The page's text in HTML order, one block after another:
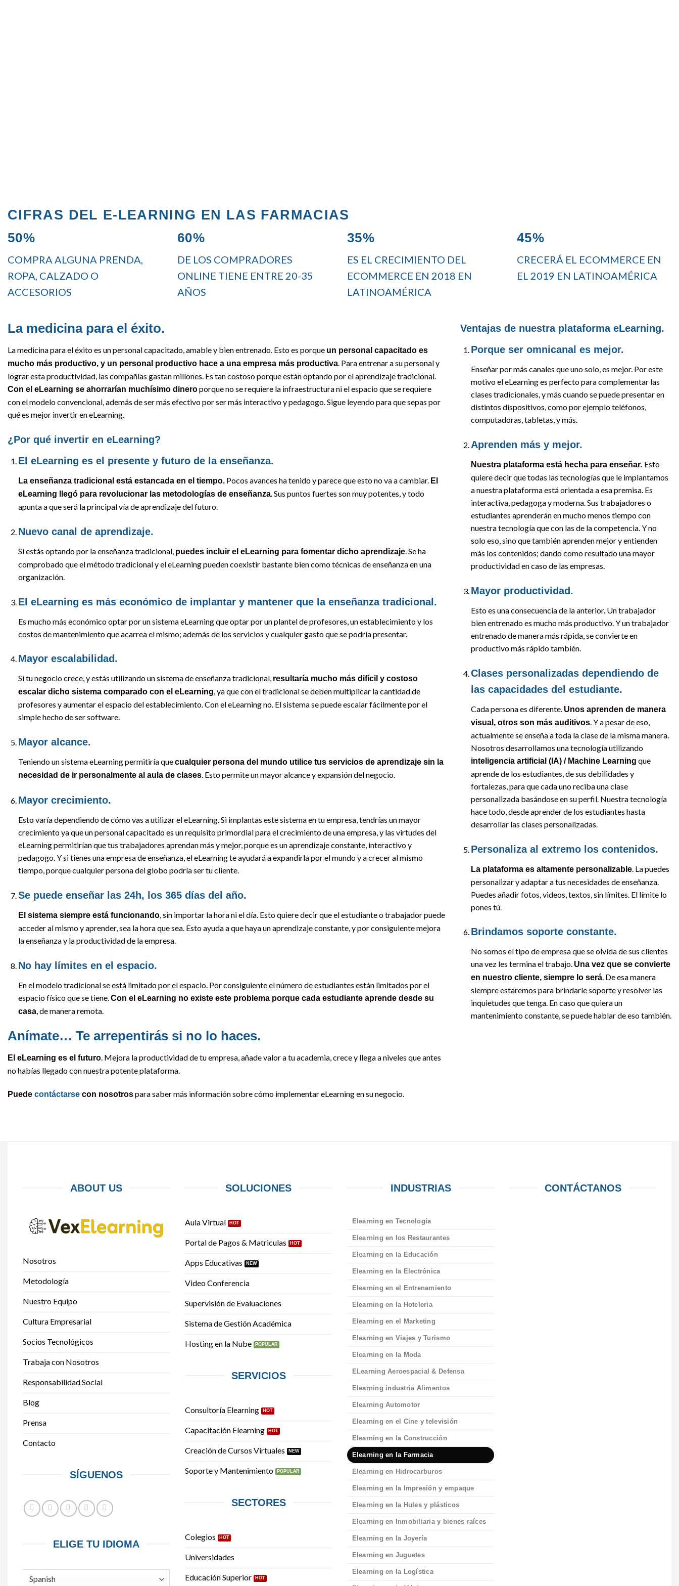
CIFRAS DEL E-LEARNING EN LAS FARMACIAS
50%
COMPRA ALGUNA PRENDA,
ROPA, CALZADO O
ACCESORIOS
60%
DE LOS COMPRADORES
ONLINE TIENE ENTRE 20-35
AÑOS
35%
ES EL CRECIMIENTO DEL
ECOMMERCE EN 2018 EN
LATINOAMÉRICA
45%
CRECERÁ EL ECOMMERCE EN
EL 2019 EN LATINOAMÉRICA
La medicina para el éxito.
La medicina para el éxito es un personal capacitado, amable y bien entrenado. Esto es porque un personal capacitado es
mucho más productivo, y un personal productivo hace a una empresa más productiva. Para entrenar a su personal y
lograr esta productividad, las compañías gastan millones. Es tan costoso porque están optando por el aprendizaje tradicional.
Con el eLearning se ahorrarían muchísimo dineroporque no se requiere la infraestructura ni el espacio que se requiere
con el modelo convencional, además de ser más efectivo por ser más interactivo y pedagogo. Sigue leyendo para que sepas por
qué es mejor invertir en eLearning.
¿Por qué invertir en eLearning?
El eLearning es el presente y futuro de la enseñanza.
La enseñanza tradicional está estancada en el tiempo.Pocos avances ha tenido y parece que esto no va a cambiar. El
eLearning llegó para revolucionar las metodologías de enseñanza. Sus puntos fuertes son muy potentes, y todo
apunta a que será la principal vía de aprendizaje del futuro.
Nuevo canal de aprendizaje.
Si estás optando por la enseñanza tradicional, puedes incluir el eLearning para fomentar dicho aprendizaje. Se ha
comprobado que el método tradicional y el eLearning pueden coexistir bastante bien como técnicas de enseñanza en una
organización.
El eLearning es más económico de implantar y mantener que la enseñanza tradicional.
Es mucho más económico optar por un sistema eLearning que optar por un plantel de profesores, un establecimiento y los
costos de mantenimiento que acarrea el mismo; además de los servicios y cualquier gasto que se podría presentar.
Mayor escalabilidad.
Si tu negocio crece, y estás utilizando un sistema de enseñanza tradicional, resultaría mucho más difícil y costoso
escalar dicho sistema comparado con el eLearning, ya que con el tradicional se deben multiplicar la cantidad de
profesores y aumentar el espacio del establecimiento. Con el eLearning no. El sistema se puede escalar fácilmente por el
simple hecho de ser software.
Mayor alcance.
Teniendo un sistema eLearning permitiría quecualquier persona del mundo utilice tus servicios de aprendizaje sin la
necesidad de ir personalmente al aula de clases. Esto permite un mayor alcance y expansión del negocio.
Mayor crecimiento.
Esto varía dependiendo de cómo vas a utilizar el eLearning. Si implantas este sistema en tu empresa, tendrías un mayor
crecimiento ya que un personal capacitado es un requisito primordial para el crecimiento de una empresa, y las virtudes del
eLearning permitirían que tus trabajadores aprendan más y mejor, porque es un aprendizaje constante, interactivo y
pedagogo. Y si tienes una empresa de enseñanza, el eLearning te ayudará a expandirla por el mundo y a crecer al mismo
tiempo, porque cualquier persona del globo podría ser tu cliente.
Se puede enseñar las 24h, los 365 días del año.
El sistema siempre está funcionando, sin importar la hora ni el día. Esto quiere decir que el estudiante o trabajador puede
acceder al mismo y aprender, sea la hora que sea. Esto ayuda a que haya un aprendizaje constante, y por consiguiente mejora
la enseñanza y la productividad de la empresa.
No hay límites en el espacio.
En el modelo tradicional se está limitado por el espacio. Por consiguiente el número de estudiantes están limitados por el
espacio físico que se tiene. Con el eLearning no existe este problema porque cada estudiante aprende desde su
casa , de manera remota.
Anímate… Te arrepentirás si no lo haces.
El eLearning es el futuro. Mejora la productividad de tu empresa, añade valor a tu academia, crece y llega a niveles que antes
no habías llegado con nuestra potente plataforma.
Puede contáctarse con nosotrospara saber más información sobre cómo implementar eLearning en su negocio.
Ventajas de nuestra plataforma eLearning.
Porque ser omnicanal es mejor.
Enseñar por más canales que uno solo, es mejor. Por este
motivo el eLearning es perfecto para complementar las
clases tradicionales, y más cuando se puede presentar en
distintos dispositivos, como por ejemplo teléfonos,
computadoras, tabletas, y más.
Aprenden más y mejor.
Nuestra plataforma está hecha para enseñar. Esto
quiere decir que todas las tecnologías que le implantamos
a nuestra plataforma está orientada a esa premisa. Es
interactiva, pedagoga y moderna. Sus trabajadores o
estudiantes aprenderán en mucho menos tiempo con
nuestra tecnología que con las de la competencia. Y no
solo eso, sino que también aprenden mejor y entienden
más los contenidos; dando como resultado una mayor
productividad en caso de las empresas.
Mayor productividad.
Esto es una consecuencia de la anterior. Un trabajador
bien entrenado es mucho más productivo. Y un trabajador
entrenado de manera más rápida, se convierte en
productivo más rápido también.
Clases personalizadas dependiendo de
las capacidades del estudiante.
Cada persona es diferente. Unos aprenden de manera
visual, otros son más auditivos. Y a pesar de eso,
actualmente se enseña a toda la clase de la misma manera.
Nosotros desarrollamos una tecnología utilizando
inteligencia artificial (IA) / Machine Learning que
aprende de los estudiantes, de sus debilidades y
fortalezas, para que cada uno reciba una clase
personalizada basándose en su perfil. Nuestra tecnología
hace todo, desde aprender de los estudiantes hasta
desarrollar las clases personalizadas.
Personaliza al extremo los contenidos.
La plataforma es altamente personalizable. La puedes
personalizar y adaptar a tus necesidades de enseñanza.
Puedes añadir fotos, videos, textos, sin límites. El límite lo
pones tú.
Brindamos soporte constante.
No somos el tipo de empresa que se olvida de sus clientes
una vez les termina el trabajo. Una vez que se convierte
en nuestro cliente, siempre lo será. De esa manera
siempre estaremos para brindarle soporte y resolver las
inquietudes que tenga. En caso que quiera un
mantenimiento constante, se puede hablar de eso también.
ABOUT US
Nosotros
Metodología
Nuestro Equipo
Cultura Empresarial
Socios Tecnológicos
Trabaja con Nosotros
Responsabilidad Social
Blog
Prensa
Contacto
SÍGUENOS
ELIGE TU IDIOMA
SOLUCIONES
Aula Virtual
Portal de Pagos & Matriculas
Apps Educativas
Video Conferencia
Supervisión de Evaluaciones
Sistema de Gestión Académica
Hosting en la Nube
SERVICIOS
Consultoría Elearning
Capacitación Elearning
Creación de Cursos Virtuales
Soporte y Mantenimiento
SECTORES
Colegios
Universidades
Educación Superior
INDUSTRIAS
Elearning en Tecnología
Elearning en los Restaurantes
Elearning en la Educación
Elearning en la Electrónica
Elearning en el Entrenamiento
Elearning en la Hoteleria
Elearning en el Marketing
Elearning en Viajes y Turismo
Elearning en la Moda
ELearning Aeroespacial & Defensa
Elearning industria Alimentos
Elearning Automotor
Elearning en el Cine y televisión
Elearning en la Construcción
Elearning en la Farmacia
Elearning en Hidrocarburos
Elearning en la Impresión y empaque
Elearning en la Hules y plásticos
Elearning en Inmobiliaria y bienes raíces
Elearning en la Joyería
Elearning en Juguetes
Elearning en la Logística
CONTÁCTANOS